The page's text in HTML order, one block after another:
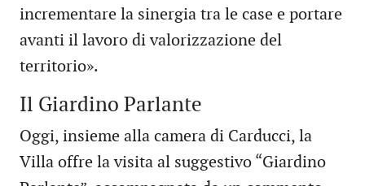
incrementare la sinergia tra le case e portare
avanti il lavoro di valorizzazione del
territorio».
Il Giardino Parlante
Oggi, insieme alla camera di Carducci, la
Villa offre la visita al suggestivo “Giardino